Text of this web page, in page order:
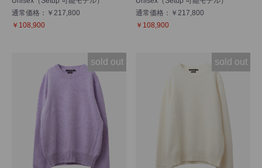
通常価格：￥217,800
￥108,900
通常価格：￥217,800
￥108,900
sold out sold out